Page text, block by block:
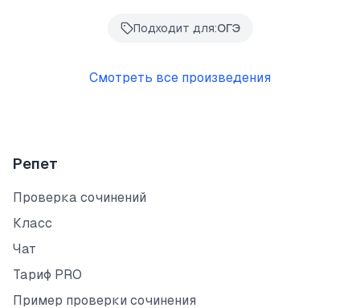
Подходит для:ОГЭ
Смотреть все произведения
Репет
Проверка сочинений
Класс
Чат
Тариф PRO
Пример проверки сочинения